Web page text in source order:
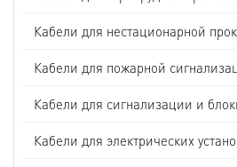
Кабели для нестационарной
Кабели для пожарной
Кабели для сигнализации и
Кабели для электрических